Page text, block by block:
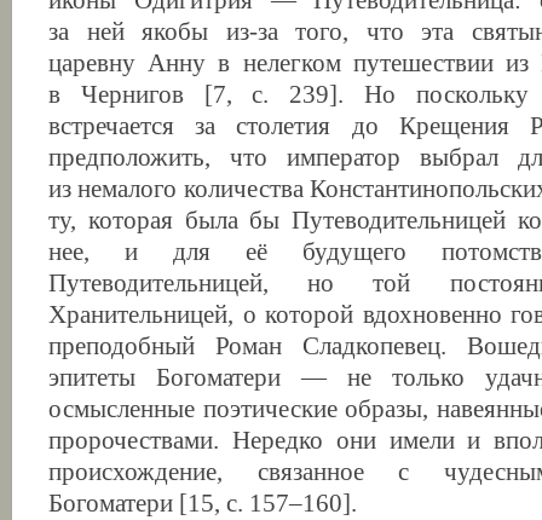
за ней якобы из-за того, что эта
царевну Анну в нелегком путешествии из
в Чернигов [7, с. 239]. Но поскольку
встречается за столетия до Крещения
предположить, что император выбрал
из немалого количества
ту, которая была бы Путеводительницей
нее, и для её будущего
Путеводительницей, но той
Хранительницей, о которой вдохновенно
преподобный Роман Сладкопевец.
эпитеты Богоматери — не только
осмысленные поэтические образы,
пророчествами. Нередко они имели и
происхождение, связанное с
Богоматери [15, с. 157–160].